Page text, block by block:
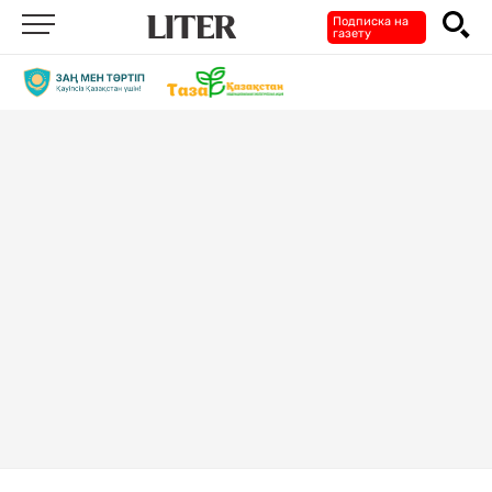
Подписка на
газету